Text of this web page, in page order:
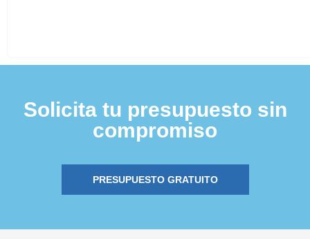
Solicita tu presupuesto sin
compromiso
PRESUPUESTO GRATUITO